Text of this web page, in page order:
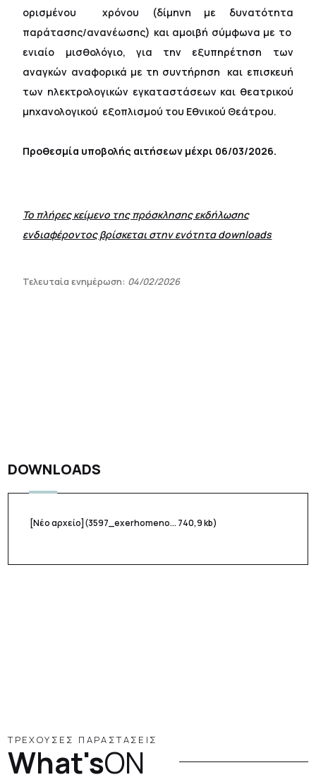
ορισμένου χρόνου (δίμηνη με δυνατότητα
παράτασης/ανανέωσης) και αμοιβή σύμφωνα με το
ενιαίο μισθολόγιο, για την εξυπηρέτηση των
αναγκών αναφορικά με τη συντήρηση και επισκευή
των ηλεκτρολογικών εγκαταστάσεων και θεατρικού
μηχανολογικού εξοπλισμού του Εθνικού Θεάτρου.
Προθεσμία υποβολής αιτήσεων μέχρι 06/03/2026.
Το πλήρες κείμενο της πρόσκλησης εκδήλωσης
ενδιαφέροντος βρίσκεται στην ενότητα downloads
Τελευταία ενημέρωση: 04/02/2026
DOWNLOADS
[Νέο αρχείο] (3597_exerhomeno... 740,9 kb)
ΤΡΕΧΟΥΣΕΣ ΠΑΡΑΣΤΑΣΕΙΣ
What'sON